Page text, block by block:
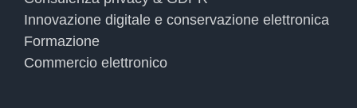
Innovazione digitale e conservazione elettronica
Formazione
Commercio elettronico